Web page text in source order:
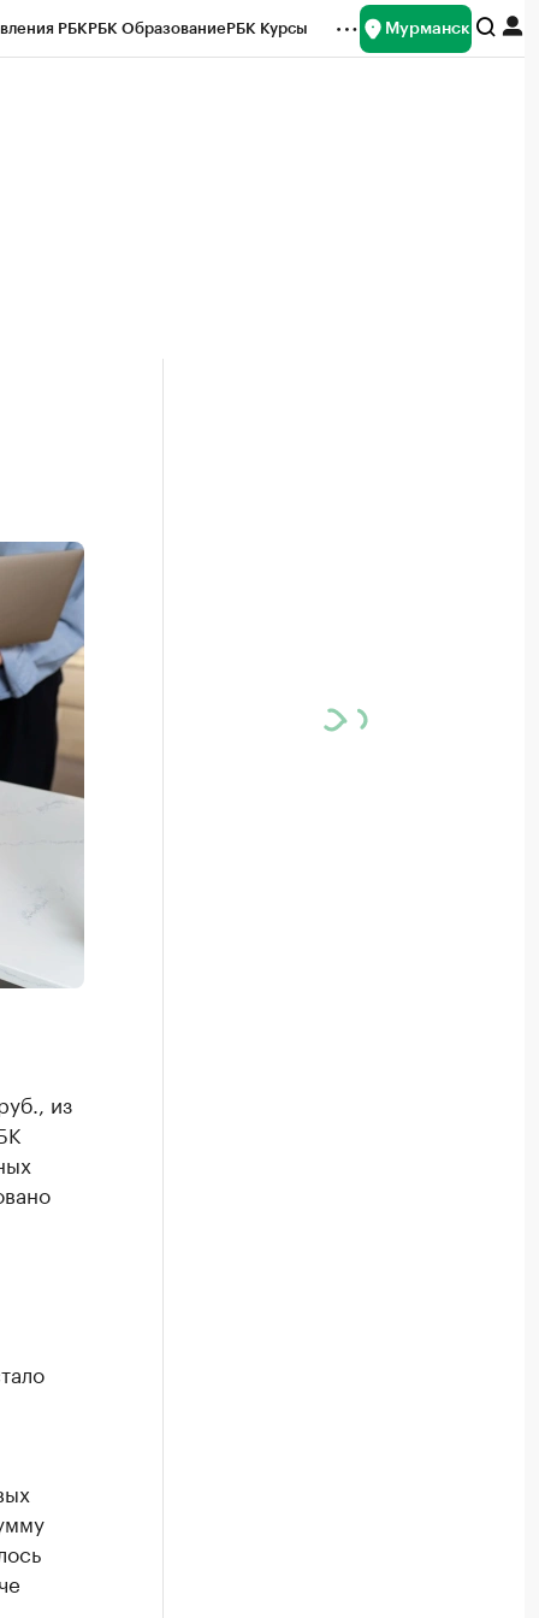
РБКРБК ОбразованиеРБК Курсы Мурманск
из